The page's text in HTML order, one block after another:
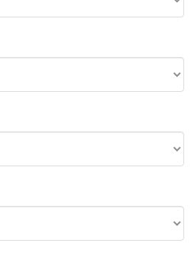
セン
850